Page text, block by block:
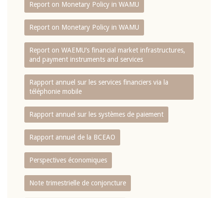
Report on Monetary Policy in WAMU
Report on Monetary Policy in WAMU
Report on WAEMU’s financial market infrastructures,
and payment instruments and services
Rapport annuel sur les services financiers via la
téléphonie mobile
Rapport annuel sur les systèmes de paiement
Rapport annuel de la BCEAO
Perspectives économiques
Note trimestrielle de conjoncture